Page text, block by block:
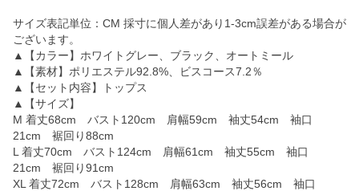
サイズ表記単位：CM 採寸に個人差があり1-3cm誤差がある場合が
ございます。
▲【カラー】ホワイトグレー、ブラック、オートミール
▲【素材】ポリエステル92.8%、ビスコース7.2％
▲【セット内容】トップス
▲【サイズ】
M 着丈68cm バスト120cm 肩幅59cm 袖丈54cm 袖口
21cm 裾回り88cm
L 着丈70cm バスト124cm 肩幅61cm 袖丈55cm 袖口
21cm 裾回り91cm
XL 着丈72cm バスト128cm 肩幅63cm 袖丈56cm 袖口